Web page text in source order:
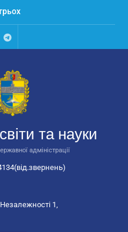
Talegram
та науки
адміністрації
1,